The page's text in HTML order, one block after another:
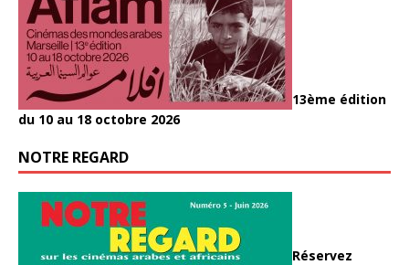
13ème édition
du 10 au 18 octobre 2026
NOTRE REGARD
Réservez